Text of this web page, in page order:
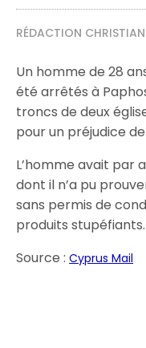
RÉDACTION
Un homme de 28
été arrêtés à
troncs de deux
pour un préjudice
L’homme avait par
dont il n’a pu
sans permis de
produits stupéfiants.
Source :Cyprus Mail